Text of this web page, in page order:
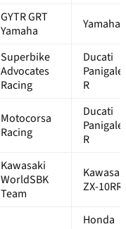
GYTR GRT
Yamaha
Yamaha
Superbike
Advocates
Racing
Ducati
Panigale
R
Motocorsa
Racing
Ducati
Panigale
R
Kawasaki
WorldSBK
Team
ZX-10RR
Honda